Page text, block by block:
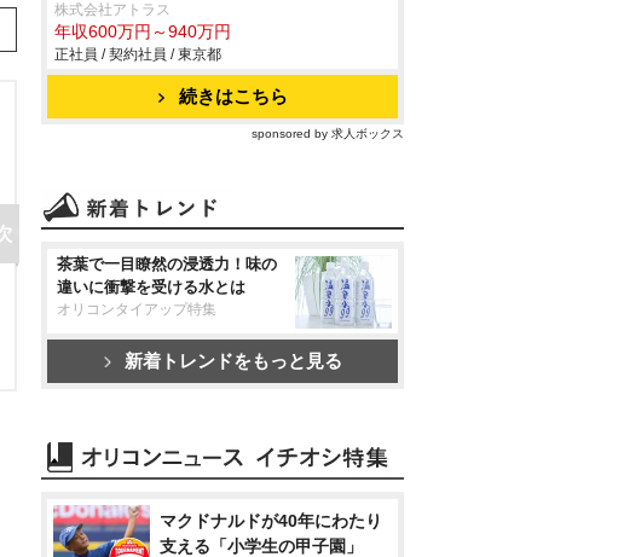
株式会社アトラス
年収600万円～940万円
正社員 / 契約社員 / 東京都
続きはこちら
sponsored by 求人ボックス
茶葉で一目瞭然の浸透力！味の
違いに衝撃を受ける水とは
オリコンタイアップ特集
新着トレンドをもっと見る
マクドナルドが40年にわたり
支える「小学生の甲子園」